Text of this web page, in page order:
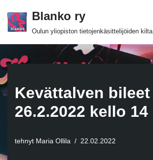
Siirry
Blanko ry
Oulun yliopiston tietojenkäsittelijöiden kilta
Kevättalven bileet
26.2.2022 kello 14
tehnyt Maria Ollila 22.02.2022